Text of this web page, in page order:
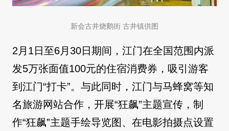
新会古井烧鹅街 古井镇供图
2月1日至6月30日期间，江门在全国范围内派
发5万张面值100元的住宿消费券，吸引游客
到江门“打卡”。与此同时，江门与马蜂窝等知
名旅游网站合作，开展“狂飙”主题宣传，制
作“狂飙”主题手绘导览图、在电影拍摄点设置